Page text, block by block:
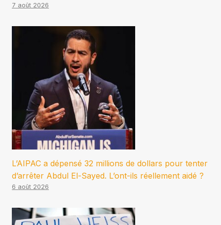
7 août 2026
L’AIPAC a dépensé 32 millions de dollars pour tenter
d’arrêter Abdul El-Sayed. L’ont-ils réellement aidé ?
6 août 2026